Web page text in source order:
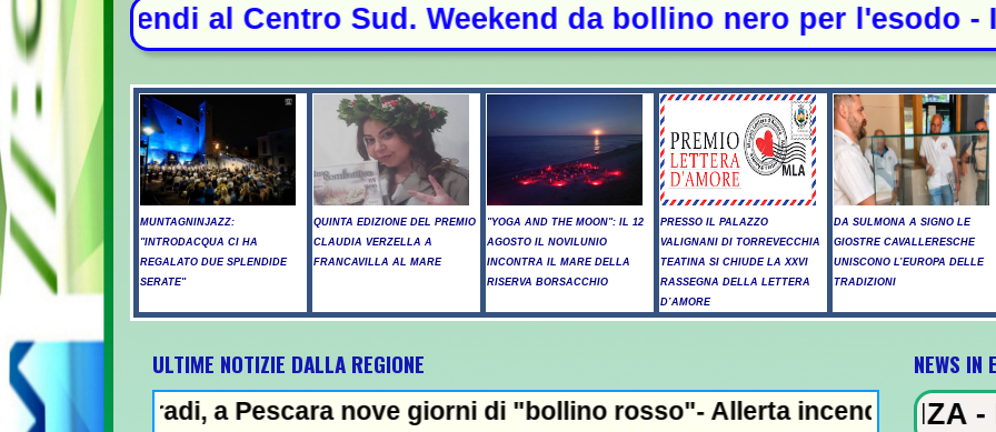
Sud. Weekend da bollino nero per l'esodo - Il governo
MUNTAGNINJAZZ:
"INTRODACQUA CI HA
REGALATO DUE SPLENDIDE
SERATE"
QUINTA EDIZIONE DEL PREMIO
CLAUDIA VERZELLA A
FRANCAVILLA AL MARE
"YOGA AND THE MOON": IL 12
AGOSTO IL NOVILUNIO
INCONTRA IL MARE DELLA
RISERVA BORSACCHIO
PRESSO IL PALAZZO
VALIGNANI DI TORREVECCHIA
TEATINA SI CHIUDE LA XXVI
RASSEGNA DELLA LETTERA
D’AMORE
DA SULMONA A SIGNO LE
GIOSTRE CAVALLERESCHE
UNISCONO L’EUROPA DELLE
TRADIZIONI
ULTIME NOTIZIE DALLA REGIONE
a Pescara nove giorni di "bollino rosso"- Allerta incendi in Abruzzo,
NEWS IN
NEWS IN EVIDENZA - Raid russi